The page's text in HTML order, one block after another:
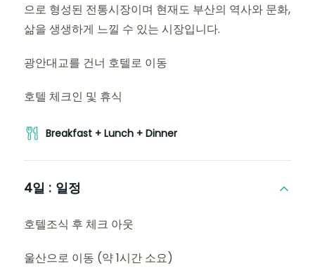
으로 형성된 전통시장이며 현재도 부산의 역사와 문화,
삶을 생생하게 느낄 수 있는 시장입니다.
광안대교를 건너 호텔로 이동
호텔 체크인 및 휴식
Breakfast + Lunch + Dinner
4일 : 일정
호텔조식 후 체크 아웃
울산으로 이동 (약 1시간 소요)